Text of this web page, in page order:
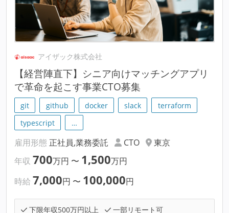
アイザック株式会社
【経営陣直下】シニア向けマッチングアプリ
で革命を起こす事業CTO募集
git github docker slack
terraform
typescript
…
雇用形態 正社員,業務委託 CTO
東京
年収 700万円 〜 1,500万円
時給 7,000円 〜 100,000円
下限年収500万円以上
一部リモート可